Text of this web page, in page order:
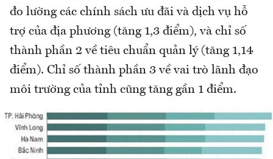
đo lường các chính sách ưu đãi và dịch vụ hỗ
trợ của địa phương (tăng 1,3 điểm), và chỉ số
thành phần 2 về tiêu chuẩn quản lý (tăng 1,14
điểm). Chỉ số thành phần 3 về vai trò lãnh đạo
môi trường của tỉnh cũng tăng gần 1 điểm.